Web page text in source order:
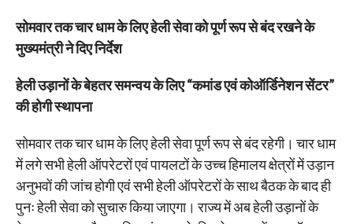
सोमवार तक चार धाम के लिए हेली सेवा को पूर्ण रूप से बंद रखने के
मुख्यमंत्री ने दिए निर्देश
हेली उड़ानों के बेहतर समन्वय के लिए “कमांड एवं कोऑर्डिनेशन सेंटर”
की होगी स्थापना
सोमवार तक चार धाम के लिए हेली सेवा पूर्ण रूप से बंद रहेगी। चार धाम
में लगे सभी हेली ऑपरेटरों एवं पायलटों के उच्च हिमालय क्षेत्रों में उड़ान
अनुभवों की जांच होगी एवं सभी हेली ऑपरेटरों के साथ बैठक के बाद ही
पुनः हेली सेवा को सुचारु किया जाएगा। राज्य में अब हेली उड़ानों के